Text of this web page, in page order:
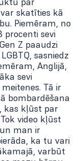
skatīties kā
Piemēram, no
procenti sevi
Z paaudzi
sasniedz
Anglijā,
sevi
Tā ir
bombardēšana
kas kļūst par
video kļūst
man ir
ka tu vari
varbūt